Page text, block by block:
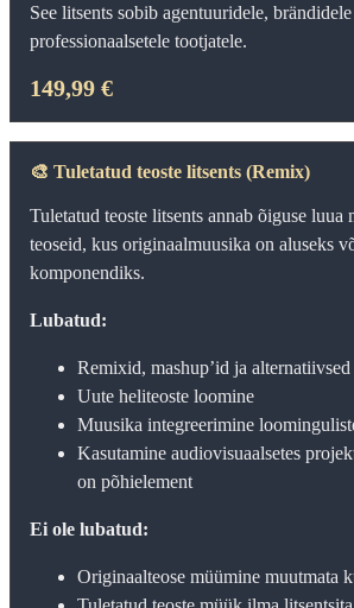
See litsents sobib agentuuridele,
professionaalsetele tootjatele.
149,99 €
🎨 Tuletatud teoste litsents (Remix)
Tuletatud teoste litsents annab õiguse luua
teoseid, kus originaalmuusika on aluseks
komponendiks.
Lubatud:
Remixid, mashup’id ja
Uute heliteoste loomine
Muusika integreerimine
Kasutamine audiovisuaalsetes
on põhielement
Ei ole lubatud:
Originaalteose müümine muutmata